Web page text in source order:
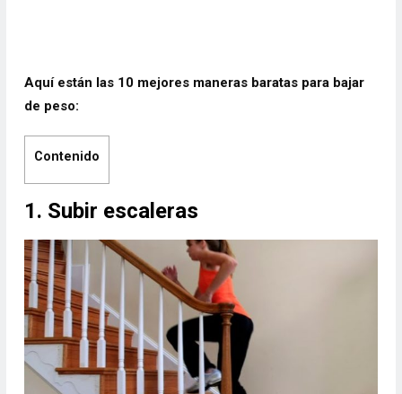
Aquí están las 10 mejores maneras baratas para bajar
de peso:
Contenido
1. Subir escaleras